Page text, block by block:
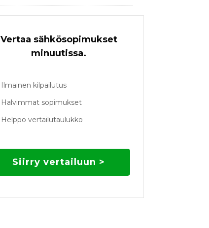
Vertaa sähkösopimukset
minuutissa.
Ilmainen kilpailutus
Halvimmat sopimukset
Helppo vertailutaulukko
Siirry vertailuun >